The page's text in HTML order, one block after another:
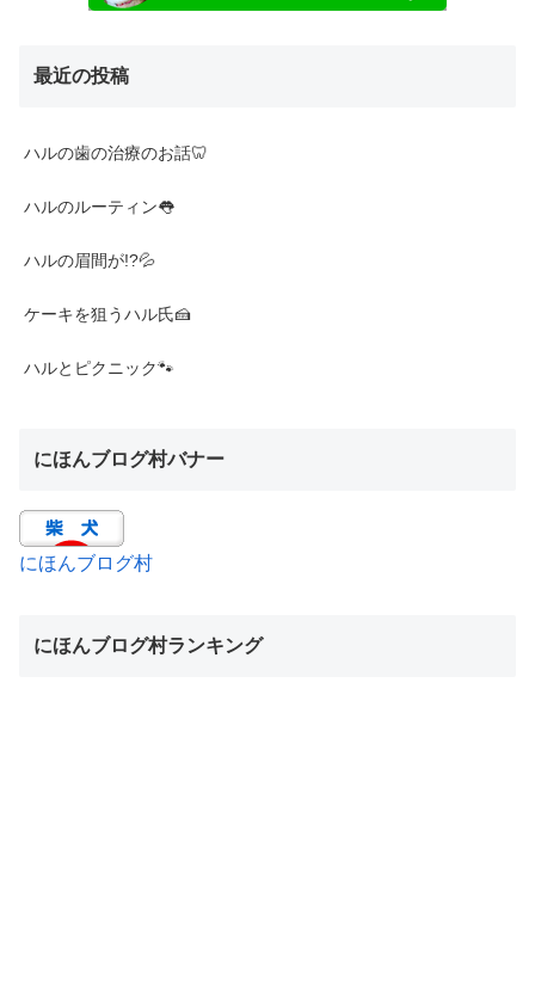
最近の投稿
ハルの歯の治療のお話🦷
ハルのルーティン👅
ハルの眉間が!?💦
ケーキを狙うハル氏🍰
ハルとピクニック🐾
にほんブログ村バナー
にほんブログ村
にほんブログ村ランキング